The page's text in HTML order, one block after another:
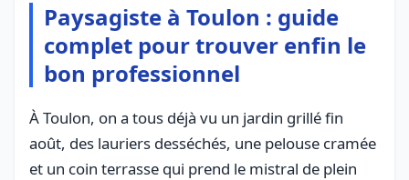
Paysagiste à Toulon : guide
complet pour trouver enfin le
bon professionnel
À Toulon, on a tous déjà vu un jardin grillé fin
août, des lauriers desséchés, une pelouse cramée
et un coin terrasse qui prend le mistral de plein